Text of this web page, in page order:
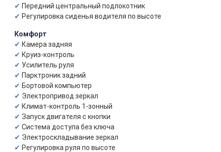
Передний центральный подлокотник
Регулировка сиденья водителя по высоте
Комфорт
Камера задняя
Круиз-контроль
Усилитель руля
Парктроник задний
Бортовой компьютер
Электропривод зеркал
Климат-контроль 1-зонный
Запуск двигателя с кнопки
Система доступа без ключа
Электроскладывание зеркал
Регулировка руля по высоте